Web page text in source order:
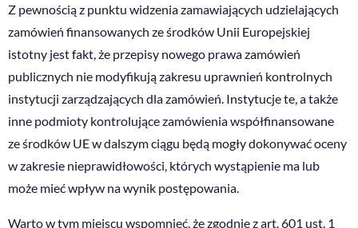
Z pewnością z punktu widzenia zamawiających udzielających
zamówień finansowanych ze środków Unii Europejskiej
istotny jest fakt, że przepisy nowego prawa zamówień
publicznych nie modyfikują zakresu uprawnień kontrolnych
instytucji zarządzających dla zamówień. Instytucje te, a także
inne podmioty kontrolujące zamówienia współfinansowane
ze środków UE w dalszym ciągu będą mogły dokonywać oceny
w zakresie nieprawidłowości, których wystąpienie ma lub
może mieć wpływ na wynik postępowania.
Warto w tym miejscu wspomnieć, że zgodnie z art. 601 ust. 1